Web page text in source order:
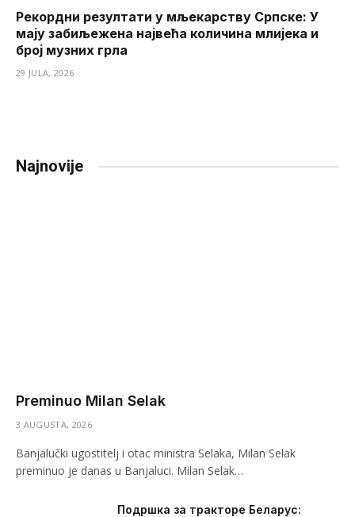
Рекордни резултати у мљекарству Српске: У
мају забиљежена највећа количина млијека и
број музних грла
29 JULA, 2026
Najnovije
Preminuo Milan Selak
3 AUGUSTA, 2026
Banjalučki ugostitelj i otac ministra Selaka, Milan Selak
preminuo je danas u Banjaluci. Milan Selak…
Подршка за тракторе Беларус: